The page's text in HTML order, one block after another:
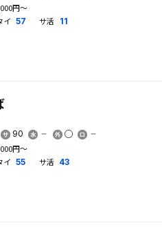
円〜
イ 57 サ活 11
90
円〜
イ 55 サ活 43